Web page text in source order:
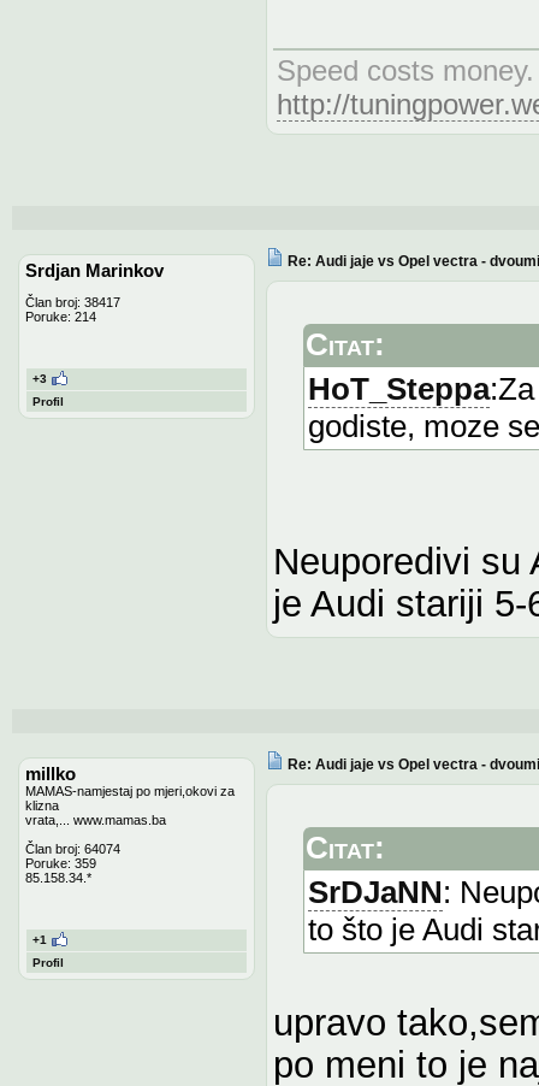
Speed costs
http://
Srdjan Marinkov
Član broj: 38417
Poruke: 214
+3
Profil
Re: Audi jaje vs Opel vectra -
Citat:
HoT_Steppa
godiste, moze
Neuporedivi su
je Audi stariji
millko
MAMAS-namjestaj po mjeri,okovi za
klizna
vrata,... www.mamas.ba
Član broj: 64074
Poruke: 359
85.158.34.*
+1
Profil
Re: Audi jaje vs Opel vectra -
Citat:
SrDJaNN:
to što je Audi
upravo
po meni to je